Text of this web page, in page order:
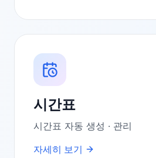
시간표
시간표 자동 생성 · 관리
자세히 보기